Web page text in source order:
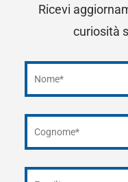
Ricevi
curiosità